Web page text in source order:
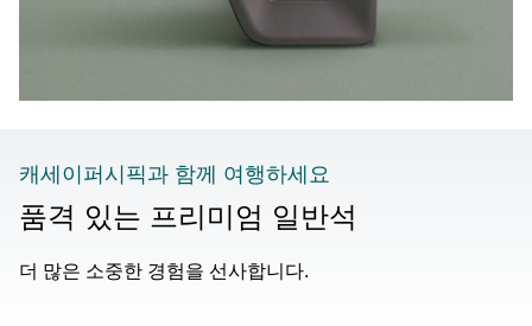
캐세이퍼시픽과 함께 여행하세요
품격 있는 프리미엄 일반석
더 많은 소중한 경험을 선사합니다.